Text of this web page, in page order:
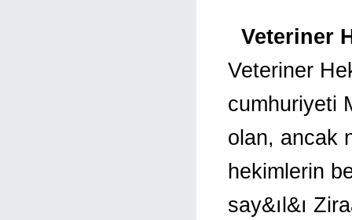
Veteriner
Veteriner
cumhuriyeti
olan, ancak
hekimlerin
say&ıl&ı